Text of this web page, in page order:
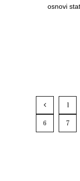
osnovi
1
6 7